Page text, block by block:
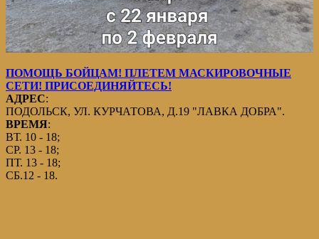
ПОМОЩЬ БОЙЦАМ! ПЛЕТЕМ МАСКИРОВОЧНЫЕ
СЕТИ! ПРИСОЕДИНЯЙТЕСЬ!
АДРЕС:
ПОДОЛЬСК, УЛ. КУРЧАТОВА, Д.19 "ЛАВКА ДОБРА".
ВРЕМЯ:
ВТ. 10 - 18;
СР. 13 - 18;
ПТ. 13 - 18;
СБ.12 - 18.